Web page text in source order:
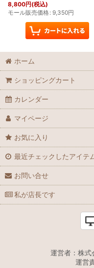
8,800円(税込)
モール販売価格: 9,350円
ホーム
ショッピングカート
カレンダー
マイページ
お気に入り
最近チェックしたアイテ
お問い合せ
私が店長です
運営者：株式
運営